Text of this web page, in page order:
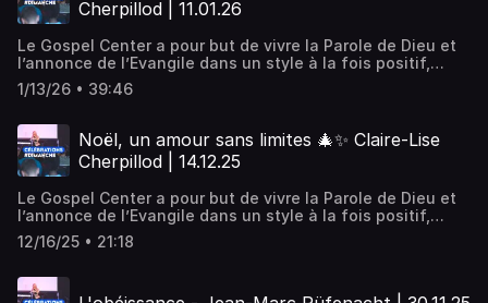
Nous sommes une église désirant vivre la présence
puissance.
Cherpillod | 11.01.26
Le Gospel Center a pour but de vivre la Parole de Dieu et
l’annonce de l’Evangile dans un style à la fois positif,
pratique et puissant. Positif, en encourageant un style de
vie chrétien qui motive, construit et développe les dons
activités qui rejoignent la vie de tous les jours. Puissant,
en vivant la dimension de la guérison et du miraculeux.
Nous sommes une église désirant vivre la présence
puissance.
1/13/26 • 39:46
Noël, un amour sans limites 🎄✨ Claire-Lise
Cherpillod | 14.12.25
Le Gospel Center a pour but de vivre la Parole de Dieu et
l’annonce de l’Evangile dans un style à la fois positif,
pratique et puissant. Positif, en encourageant un style de
vie chrétien qui motive, construit et développe les dons
activités qui rejoignent la vie de tous les jours. Puissant,
12/16/25 • 21:18